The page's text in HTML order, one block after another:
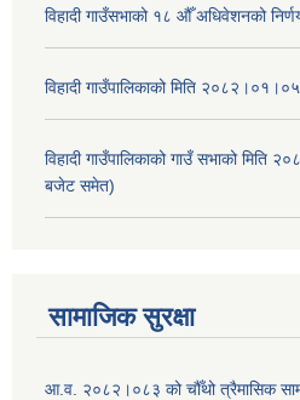
विहादी गाउँसभाको १८ औँ अधिवेशनको
विहादी गाउँपालिकाको मिति
विहादी गाउँपालिकाको गाउँ सभाको मिति
बजेट समेत)
सामाजिक सुरक्षा
आ.व. २०८२।०८३ को चौँथो त्रैमासिक